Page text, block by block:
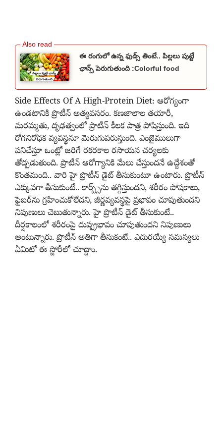
ఈ రంగులో ఉన్న ఫుడ్స్‌ తింటే.. పిల్లలు పుట్టే
ఛాన్స్‌ పెరుగుతుంది :Colorful food
​Side Effects Of A High-Protein Diet: ఆరోగ్యంగా
ఉండటానికి ప్రొటీన్‌ అత్యవసరం. కణజాలాల తయారీ,
మరమ్మతు, దృఢత్వంలో ప్రొటీన్‌ కీలక పాత్ర పోషిస్తుంది. ఇది
రోగనిరోధక వ్యవస్థనూ మెరుగుపరుస్తుంది. ఎంజైములుగా
పనిచేస్తూ ఒంట్లో జరిగే రకరకాల రసాయన చర్యలకు
తోడ్పడుతుంది. ప్రొటీన్‌ ఆరోగ్యానికి మేలు చేస్తుందనే ఉద్దేశంతో
కొంతమంది.. వారి హై ప్రొటీన్‌ డైట్‌ తీసుకుంటూ ఉంటారు. ప్రొటీన్‌
ఎక్కువగా తీసుకుంటే.. కార్బ్స్‌ను తగ్గిస్తుందని, శరీరం పోషకాలు,
ఫైబర్‌ను గ్రహించుకోలేదని, జీర్ణవ్యవస్థపై ప్రభావం చూపుతుందని
నిపుణులు చెబుతున్నారు. హై ప్రొటీన్‌ డైట్‌ తీసుకుంటే..
దీర్షకాలంలో శరీరంపై దుష్ప్రభావం చూపుతుందని నిపుణులు
అంటున్నారు. ప్రొటీన్‌ అతిగా తీసుకంటే.. ఎదురయ్యే సమస్యలు
ఏమిటో ఈ స్టోరీలో చూద్దాం.​